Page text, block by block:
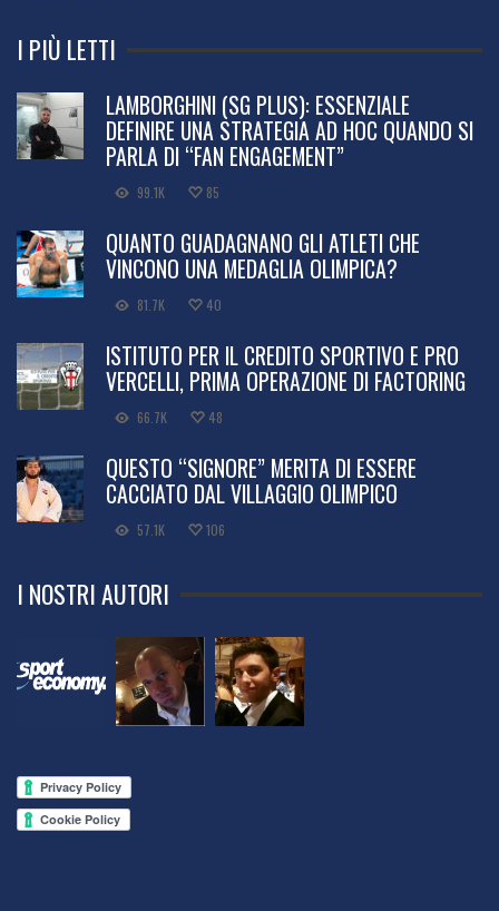
I PIÙ LETTI
LAMBORGHINI (SG PLUS): ESSENZIALE
DEFINIRE UNA STRATEGIA AD HOC QUANDO SI
PARLA DI “FAN ENGAGEMENT”
99.1K 85
QUANTO GUADAGNANO GLI ATLETI CHE
VINCONO UNA MEDAGLIA OLIMPICA?
81.7K 40
ISTITUTO PER IL CREDITO SPORTIVO E PRO
VERCELLI, PRIMA OPERAZIONE DI FACTORING
66.7K 48
QUESTO “SIGNORE” MERITA DI ESSERE
CACCIATO DAL VILLAGGIO OLIMPICO
57.1K 106
I NOSTRI AUTORI